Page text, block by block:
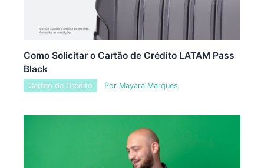
Como Solicitar o Cartão de Crédito LATAM Pass
Black
Cartão de Crédito Por Mayara Marques